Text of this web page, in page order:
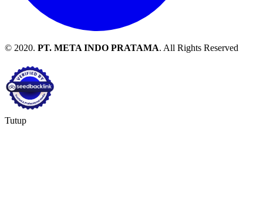
© 2020. PT. META INDO PRATAMA. All Rights Reserved
Tutup